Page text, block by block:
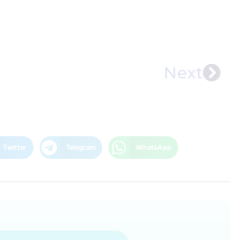
Next
Twitter Telegram WhatsApp